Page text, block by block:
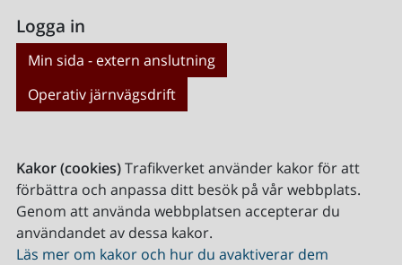
Logga in
Min sida - extern anslutning
Operativ järnvägsdrift
Kakor (cookies)Trafikverket använder kakor för att
förbättra och anpassa ditt besök på vår webbplats.
Genom att använda webbplatsen accepterar du
användandet av dessa kakor.
Läs mer om kakor och hur du avaktiverar dem